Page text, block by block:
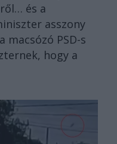
és a
asszony
PSD-s
hogy a